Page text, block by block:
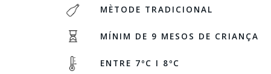
MÈTODE TRADICIONAL
MÍNIM DE 9 MESOS DE CRIANÇA
ENTRE 7ºC I 8ºC